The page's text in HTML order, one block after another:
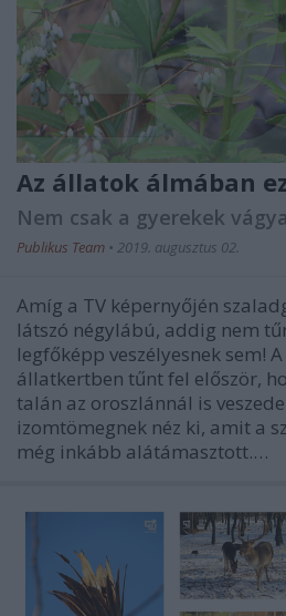
Az állatok álmában
Nem csak a gyerekek
Publikus Team • 2019. augusztus 02.
Amíg a TV képernyőjén
látszó négylábú, addig nem
legfőképp veszélyesnek sem!
állatkertben tűnt fel először,
talán az oroszlánnál is
izomtömegnek néz ki, amit a
még inkább alátámasztott.…